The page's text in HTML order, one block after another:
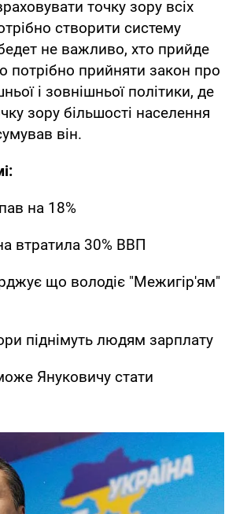
точку зору всіх
створити систему
не важливо, хто прийде
потрібно прийняти закон про
і зовнішньої політики, де
зору більшості населення
він.
на 18%
втратила 30% ВВП
що володіє "Межигір'ям"
піднімуть людям зарплату
Януковичу стати